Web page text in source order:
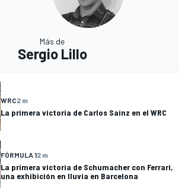
Más de
Sergio Lillo
WRC2 m
La primera victoria de Carlos Sainz en el WRC
FÓRMULA 12 m
La primera victoria de Schumacher con Ferrari,
una exhibición en lluvia en Barcelona